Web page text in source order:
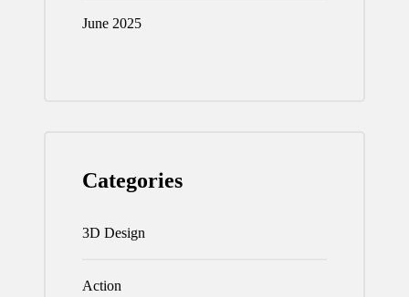
June 2025
Categories
3D Design
Action